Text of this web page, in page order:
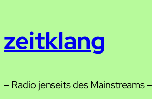
springen
zeitklang
– Radio jenseits des Mainstreams –